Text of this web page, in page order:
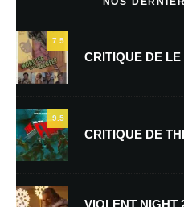
Nom*
7.5
CRITIQUE DE
9.5
CRITIQUE DE